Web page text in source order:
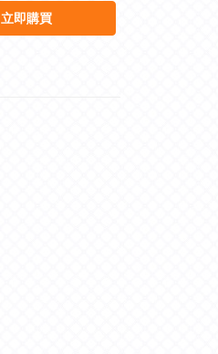
立即購買